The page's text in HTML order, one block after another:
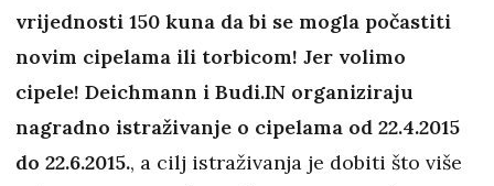
vrijednosti 150 kuna da bi se mogla počastiti
novim cipelama ili torbicom! Jer volimo
cipele! Deichmann i Budi.IN organiziraju
nagradno istraživanje o cipelama od 22.4.2015
do 22.6.2015., a cilj istraživanja je dobiti što više